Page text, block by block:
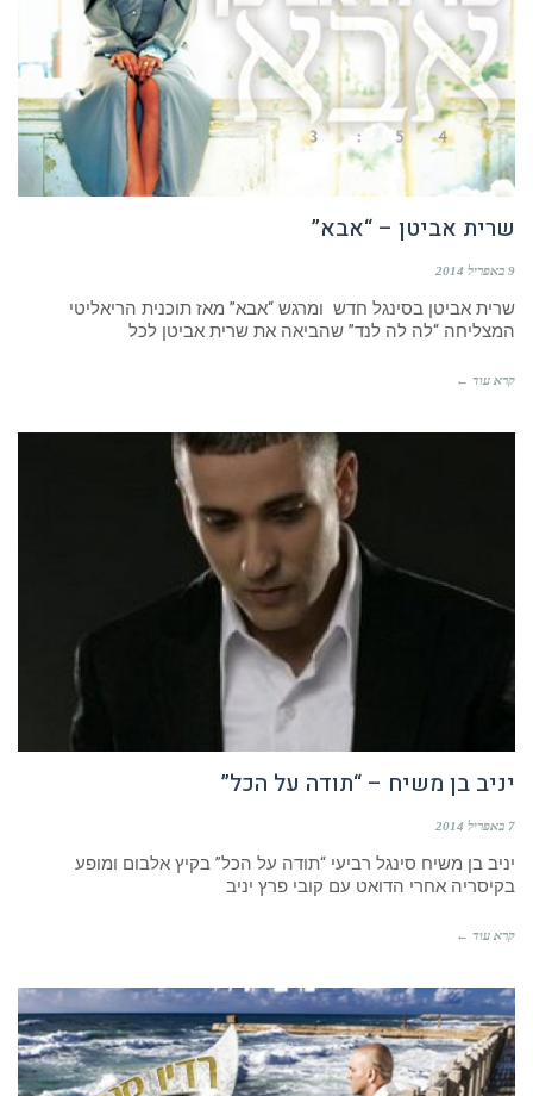
שרית אביטן – “אבא”
9 באפריל 2014
שרית אביטן בסינגל חדש ומרגש “אבא” מאז תוכנית הריאליטי
המצליחה “לה לה לנד” שהביאה את שרית אביטן לכל
קרא עוד ←
יניב בן משיח – “תודה על הכל”
7 באפריל 2014
יניב בן משיח סינגל רביעי “תודה על הכל” בקיץ אלבום ומופע
בקיסריה אחרי הדואט עם קובי פרץ יניב
קרא עוד ←